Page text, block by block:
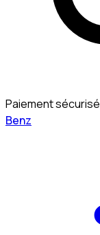
Paiement sécurisé
Benz